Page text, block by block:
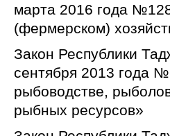
марта 2016 года
(фермерском)
Закон Республики
сентября 2013 года
рыбоводстве,
рыбных ресурсов»